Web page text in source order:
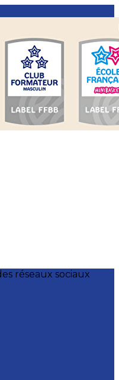
Basket
réseaux sociaux